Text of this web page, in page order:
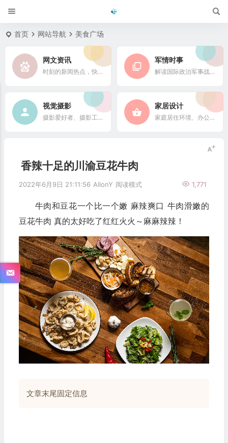
首页 网站导航 美食广场
网文资讯
时刻的新闻热点，快速了解它们的最新进展
军情时事
解读国际政治军事战略格局
视觉摄影
摄影爱好者、摄影工作者及摄影行业信息
家居设计
家庭居住环境、办公场所、公共空间陈设风格以设计搭配
香辣十足的川渝豆花牛肉
2022年6月9日 21:11:56 AllonY 1,771
阅读模式
牛肉和豆花一个比一个嫩 麻辣爽口 牛肉滑嫩的
豆花牛肉 真的太好吃了红红火火～麻麻辣辣！
文章末尾固定信息